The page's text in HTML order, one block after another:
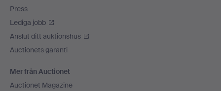
Press
Lediga jobb
Anslut ditt auktionshus
Auctionets garanti
Mer från Auctionet
Auctionet Magazine